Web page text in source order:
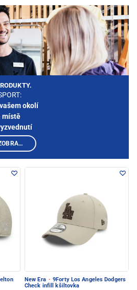
New Era · 9Forty Los Angeles Dodgers
Check infill kšiltovka
okolí
místě
VYBRAT PRODEJNU A ZOBRAZIT PRODUKTY